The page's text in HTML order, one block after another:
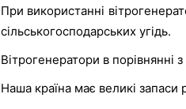
При використанні
сільськогосподарських угідь.
Вітрогенератори в
Наша країна має великі запаси